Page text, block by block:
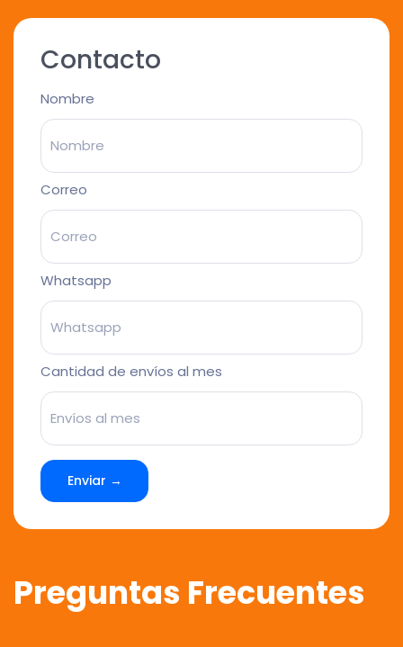
Contacto
Nombre
Correo
Whatsapp
Cantidad de envíos al mes
Enviar →
Preguntas Frecuentes